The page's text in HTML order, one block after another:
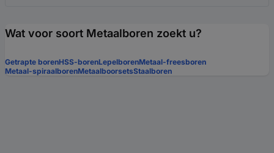
Wat voor soort Metaalboren zoekt u?
Getrapte borenHSS-borenLepelborenMetaal-freesboren
Metaal-spiraalborenMetaalboorsetsStaalboren